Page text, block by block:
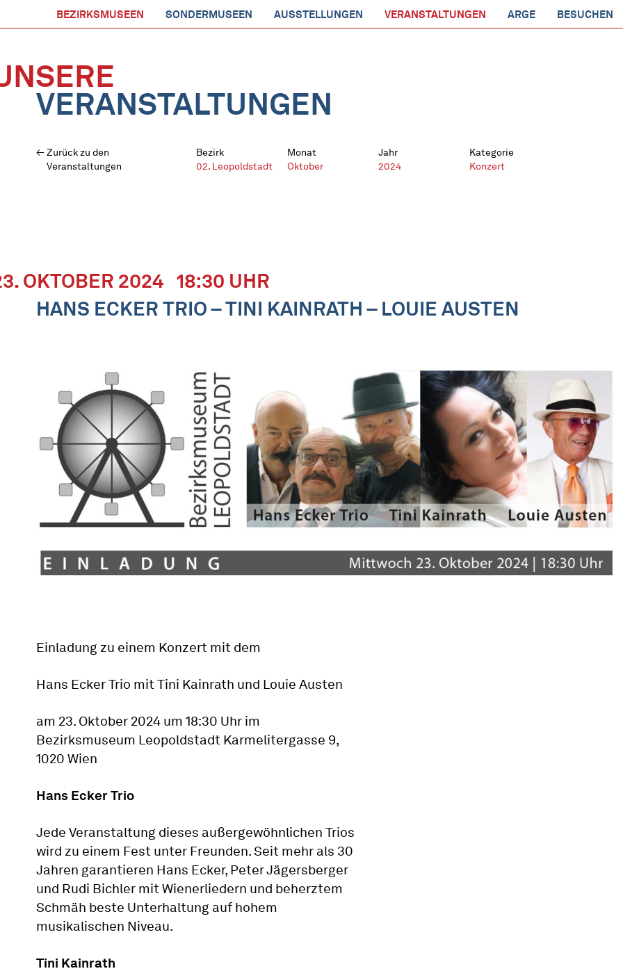
BEZIRKSMUSEEN SONDERMUSEEN AUSSTELLUNGEN VERANSTALTUNGEN ARGE BESUCHEN
VERANSTALTUNGEN
Zurück zu den
Veranstaltungen
Bezirk
02. Leopoldstadt
Monat
Oktober
Jahr
2024
Kategorie
Konzert
OKTOBER 2024 18:30 UHR
HANS ECKER TRIO – TINI KAINRATH – LOUIE AUSTEN
Einladung zu einem Konzert mit dem
Hans Ecker Trio mit Tini Kainrath und Louie Austen
am 23. Oktober 2024 um 18:30 Uhr im
Bezirksmuseum Leopoldstadt Karmelitergasse 9,
1020 Wien
Hans Ecker Trio
Jede Veranstaltung dieses außergewöhnlichen Trios
wird zu einem Fest unter Freunden. Seit mehr als 30
Jahren garantieren Hans Ecker, Peter Jägersberger
und Rudi Bichler mit Wienerliedern und beherztem
Schmäh beste Unterhaltung auf hohem
musikalischen Niveau.
Tini Kainrath